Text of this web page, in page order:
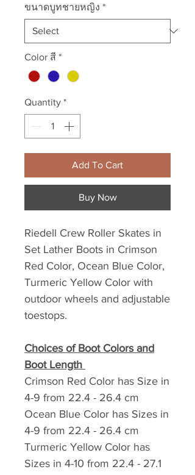
ขนาดบูทชายหญิง *
Color สี *
Quantity *
Add To Cart
Buy Now
Riedell Crew Roller Skates in
Set Lather Boots in Crimson
Red Color, Ocean Blue Color,
Turmeric Yellow Color with
outdoor wheels and adjustable
toestops.
Choices of Boot Colors and
Boot Length
Crimson Red Color has Size in
4-9 from 22.4 - 26.4 cm
Ocean Blue Color has Sizes in
4-9 from 22.4 - 26.4 cm
Turmeric Yellow Color has
Sizes in 4-10 from 22.4 - 27.1